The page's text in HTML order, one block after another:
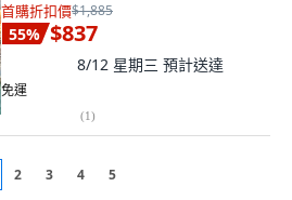
首購折扣價$1,885
55% $837
8/12 星期三 預計送達
免運
(1)
2 3 4 5